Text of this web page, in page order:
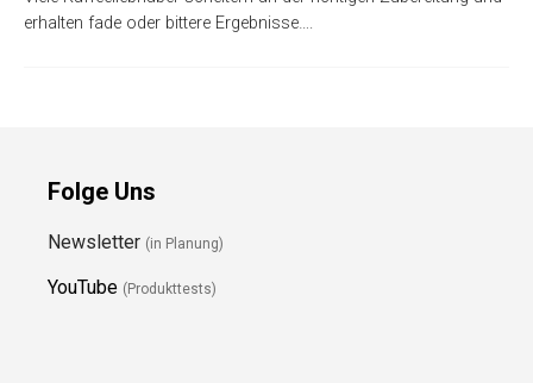
erhalten fade oder bittere Ergebnisse….
Folge Uns
Newsletter (in Planung)
YouTube (Produkttests)